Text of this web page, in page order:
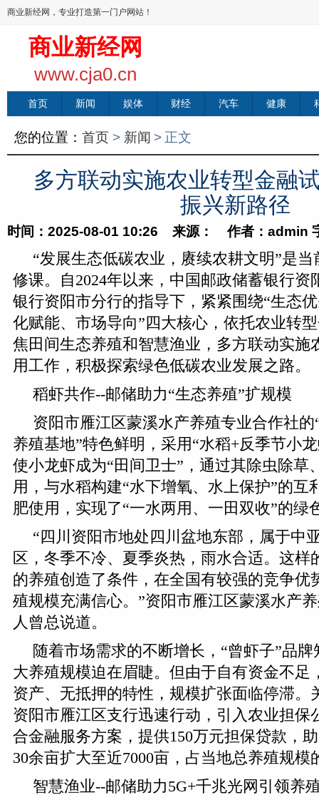
商业新经网，专业打造第一门户网站！
商业新经网
www.cja0.cn
首页 新闻 娱体 财经 汽车 健康
您的位置： 首页 > 新闻 > 正文
多方联动实施农业转型金融
振兴新路径
时间：2025-08-01 10:26 来源： 作者：admin
“发展生态低碳农业，赓续农耕文明”是
修课。自2024年以来，中国邮政储蓄银行资
银行资阳市分行的指导下，紧紧围绕“生态
化赋能、市场导向”四大核心，依托农业转
焦田间生态养殖和智慧渔业，多方联动实施
用工作，积极探索绿色低碳农业发展之路。
稻虾共作--邮储助力“生态养殖”扩规模
资阳市雁江区蒙溪水产养殖专业合作社
养殖基地”特色鲜明，采用“水稻+反季节小
使小龙虾成为“田间卫士”，通过其除虫除草
用，与水稻构建“水下增氧、水上保护”的互
肥使用，实现了“一水两用、一田双收”的绿
“四川资阳市地处四川盆地东部，属于中
区，冬季不冷、夏季炎热，雨水合适。这样
的养殖创造了条件，在全国有较强的竞争优
殖规模充满信心。”资阳市雁江区蒙溪水产
人曾总说道。
随着市场需求的不断增长，“曾虾子”品
大养殖规模迫在眉睫。但由于自有资金不足
资产、无抵押的特性，规模扩张面临停滞。
资阳市雁江区支行迅速行动，引入农业担保
合金融服务方案，提供150万元担保贷款，
30余亩扩大至近7000亩，占当地总养殖规模
智慧渔业--邮储助力5G+千兆光网引领养